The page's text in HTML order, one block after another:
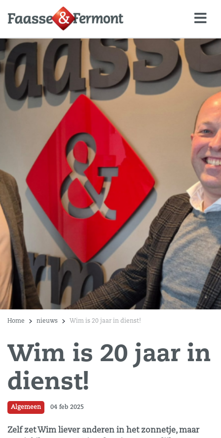
Home nieuws Wim is 20 jaar in dienst!
Wim is 20 jaar in
dienst!
Algemeen 04 feb 2025
Zelf zet Wim liever anderen in het zonnetje, maar